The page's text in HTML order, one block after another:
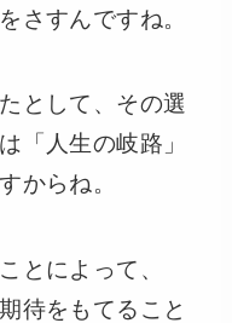
さすんですね。
として、その選
「人生の岐路」
からね。
とによって、
待をもてること